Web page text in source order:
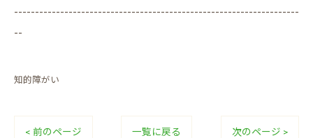
--------------------------------------------------------------------
--
知的障がい
< 前のページ 一覧に戻る 次のページ >